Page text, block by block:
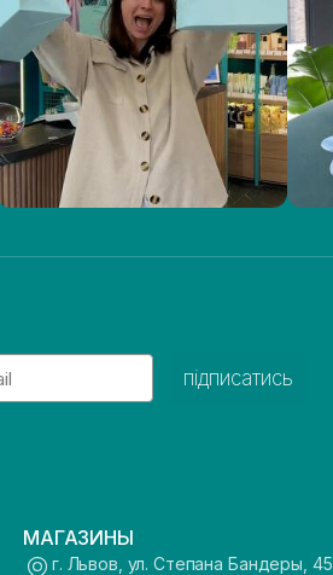
підписатись
МАГАЗИНЫ
г. Львов, ул. Степана Бандеры, 45